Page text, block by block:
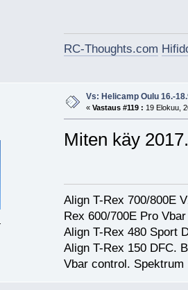
RC-Thoughts.com
Vs: Helicamp Oulu 16.-
« Vastaus #119 : 19 Elokuu,
Miten käy 2017.
Align T-Rex 700/800E
Rex 600/700E Pro
Align T-Rex 480 Sport
Align T-Rex 150 DFC.
Vbar control.